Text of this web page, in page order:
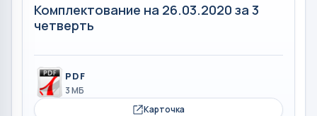
Комплектование на 26.03.2020 за 3
четверть
PDF
3 МБ
Карточка